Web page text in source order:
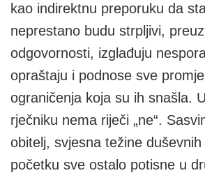
kao indirektnu preporuku da
neprestano budu strpljivi,
odgovornosti, izglađuju
opraštaju i podnose sve
ograničenja koja su ih snašla.
rječniku nema riječi „ne“.
obitelj, svjesna težine
početku sve ostalo potisne u